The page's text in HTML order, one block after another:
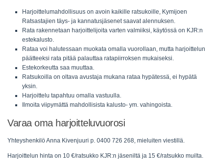
Harjoittelumahdollisuus on avoin kaikille ratsukoille, Kymijoen
Ratsastajien täys- ja kannatusjäsenet saavat alennuksen.
Rata rakennetaan harjoittelijoita varten valmiiksi, käytössä on KJR:n
estekalusto.
Rataa voi halutessaan muokata omalla vuorollaan, mutta harjoittelun
päätteeksi rata pitää palauttaa ratapiirroksen mukaiseksi.
Estekorkeutta saa muuttaa.
Ratsukoilla on oltava avustaja mukana rataa hypätessä, ei hypätä
yksin.
Harjoittelu tapahtuu omalla vastuulla.
Ilmoita viipymättä mahdollisista kalusto- ym. vahingoista.
Varaa oma harjoitteluvuorosi
Yhteyshenkilö Anna Kivenjuuri p. 0400 726 268, mieluiten viestillä.
Harjoittelun hinta on 10 €/ratsukko KJR:n jäseniltä ja 15 €/ratsukko muilta.